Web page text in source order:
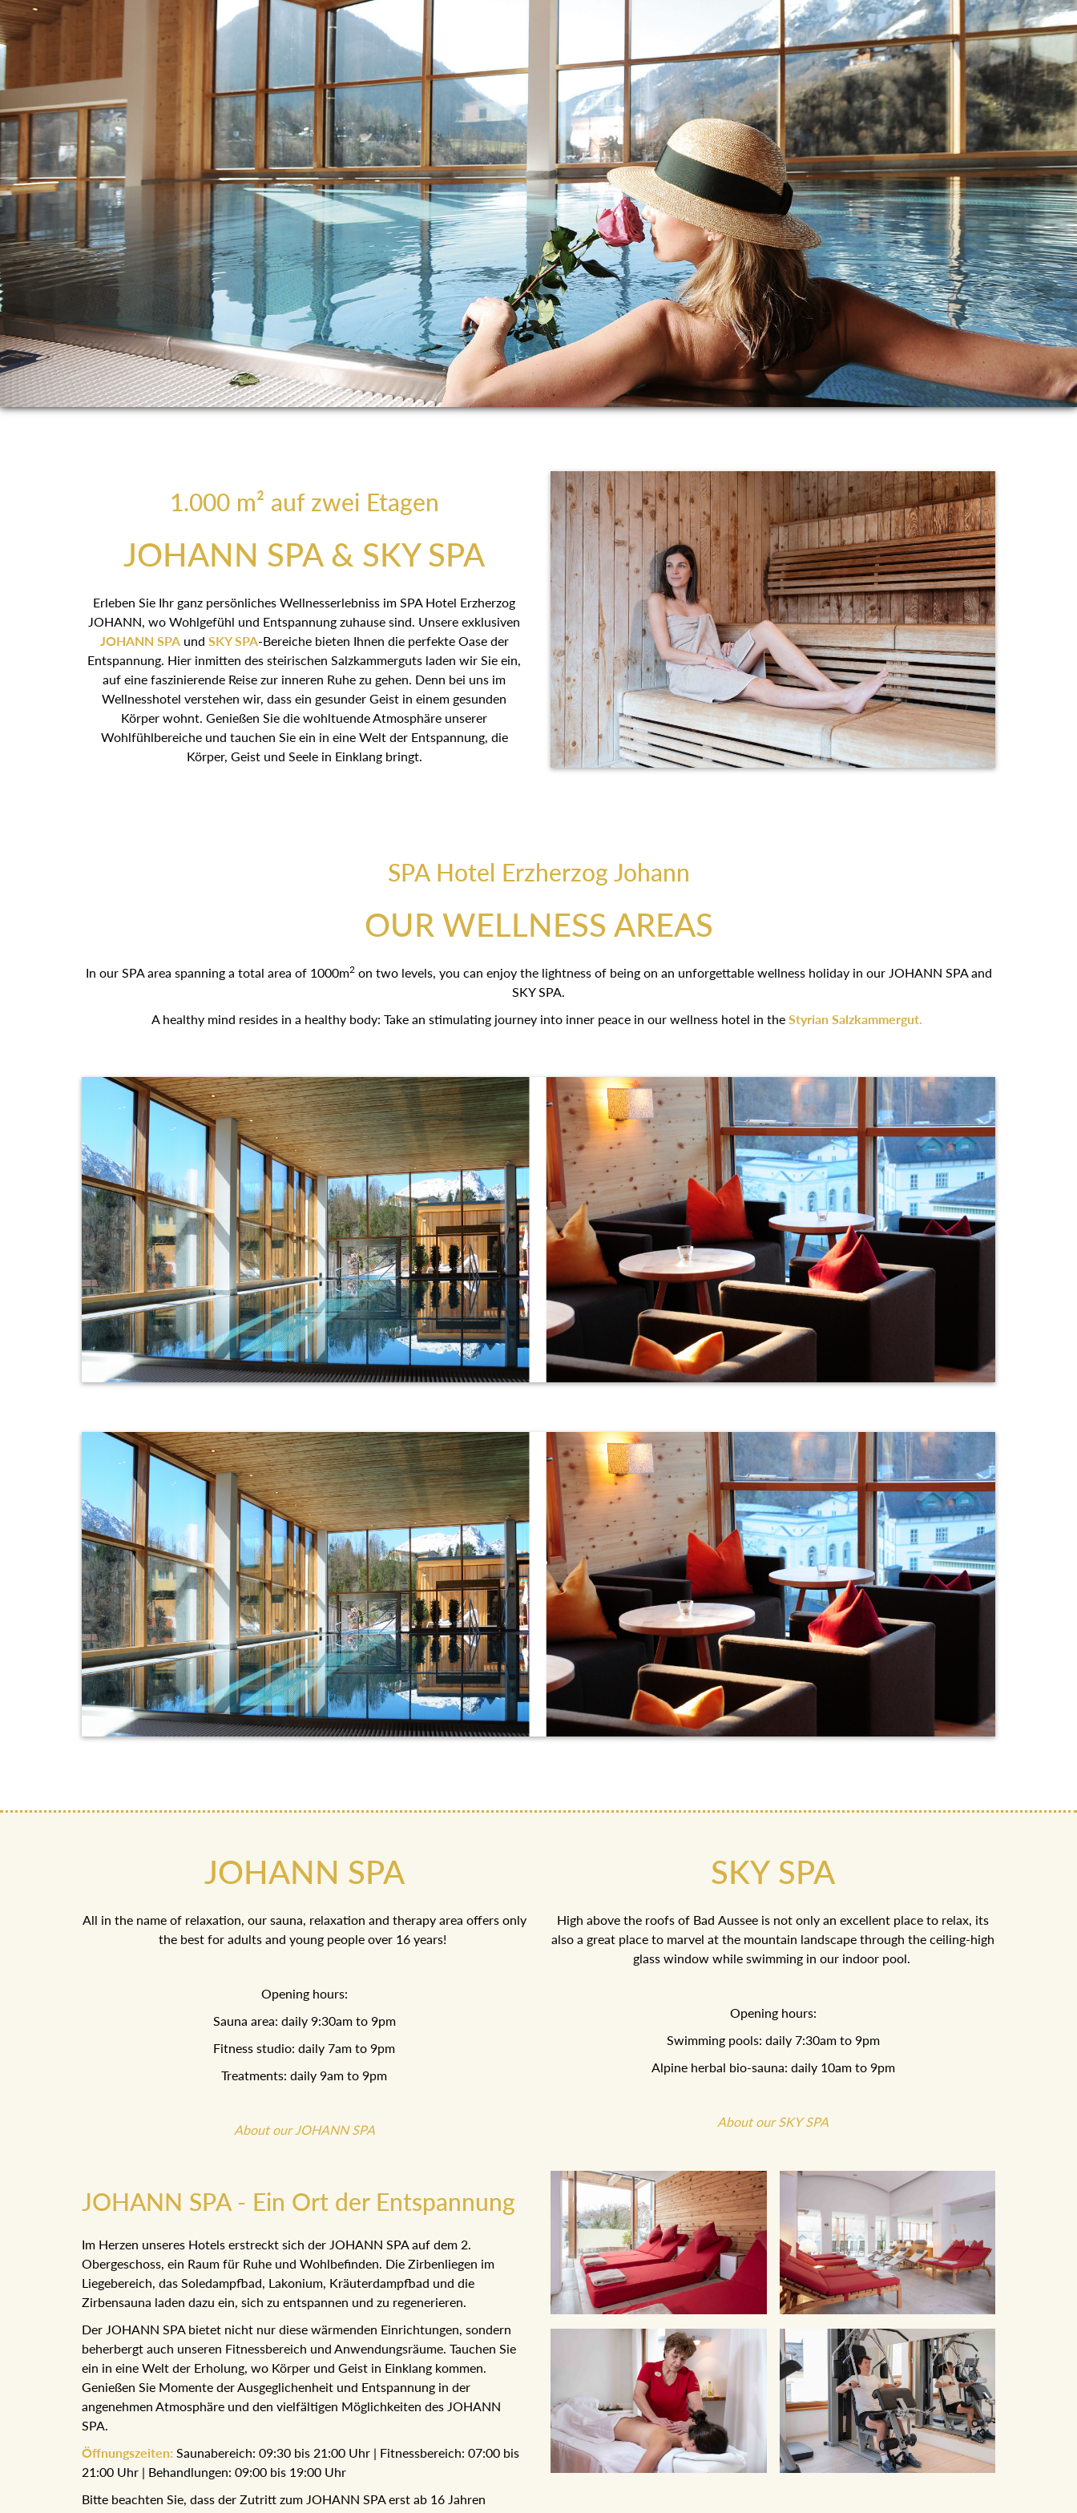
1.000 m² auf zwei Etagen
JOHANN SPA & SKY SPA
Erleben Sie Ihr ganz persönliches Wellnesserlebniss im SPA Hotel Erzherzog
JOHANN, wo Wohlgefühl und Entspannung zuhause sind. Unsere exklusiven
JOHANN SPAund SKY SPA-Bereiche bieten Ihnen die perfekte Oase der
Entspannung. Hier inmitten des steirischen Salzkammerguts laden wir Sie ein,
auf eine faszinierende Reise zur inneren Ruhe zu gehen. Denn bei uns im
Wellnesshotel verstehen wir, dass ein gesunder Geist in einem gesunden
Körper wohnt. Genießen Sie die wohltuende Atmosphäre unserer
Wohlfühlbereiche und tauchen Sie ein in eine Welt der Entspannung, die
Körper, Geist und Seele in Einklang bringt.
SPA Hotel Erzherzog Johann
OUR WELLNESS AREAS
In our SPA area spanning a total area of 1000m2on two levels, you can enjoy the lightness of being on an unforgettable wellness holiday in our JOHANN SPA and
SKY SPA.
A healthy mind resides in a healthy body: Take an stimulating journey into inner peace in our wellness hotel in the Styrian Salzkammergut.
JOHANN SPA
All in the name of relaxation, our sauna, relaxation and therapy area offers only
the best for adults and young people over 16 years!
Opening hours:
Sauna area: daily 9:30am to 9pm
Fitness studio: daily 7am to 9pm
Treatments: daily 9am to 9pm
About our JOHANN SPA
SKY SPA
High above the roofs of Bad Aussee is not only an excellent place to relax, its
also a great place to marvel at the mountain landscape through the ceiling-high
glass window while swimming in our indoor pool.
Opening hours:
Swimming pools: daily 7:30am to 9pm
Alpine herbal bio-sauna: daily 10am to 9pm
About our SKY SPA
JOHANN SPA - Ein Ort der Entspannung
Im Herzen unseres Hotels erstreckt sich der JOHANN SPA auf dem 2.
Obergeschoss, ein Raum für Ruhe und Wohlbefinden. Die Zirbenliegen im
Liegebereich, das Soledampfbad, Lakonium, Kräuterdampfbad und die
Zirbensauna laden dazu ein, sich zu entspannen und zu regenerieren.
Der JOHANN SPA bietet nicht nur diese wärmenden Einrichtungen, sondern
beherbergt auch unseren Fitnessbereich und Anwendungsräume. Tauchen Sie
ein in eine Welt der Erholung, wo Körper und Geist in Einklang kommen.
Genießen Sie Momente der Ausgeglichenheit und Entspannung in der
angenehmen Atmosphäre und den vielfältigen Möglichkeiten des JOHANN
SPA.
Öffnungszeiten: Saunabereich: 09:30 bis 21:00 Uhr | Fitnessbereich: 07:00 bis
21:00 Uhr | Behandlungen: 09:00 bis 19:00 Uhr
Bitte beachten Sie, dass der Zutritt zum JOHANN SPA erst ab 16 Jahren